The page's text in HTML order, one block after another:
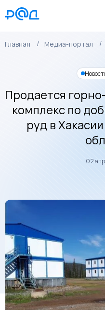
Главная Медиа-портал
Продается
комплекс по
руд в
02